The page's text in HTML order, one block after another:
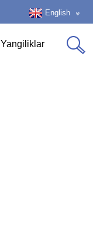
English
Yangiliklar